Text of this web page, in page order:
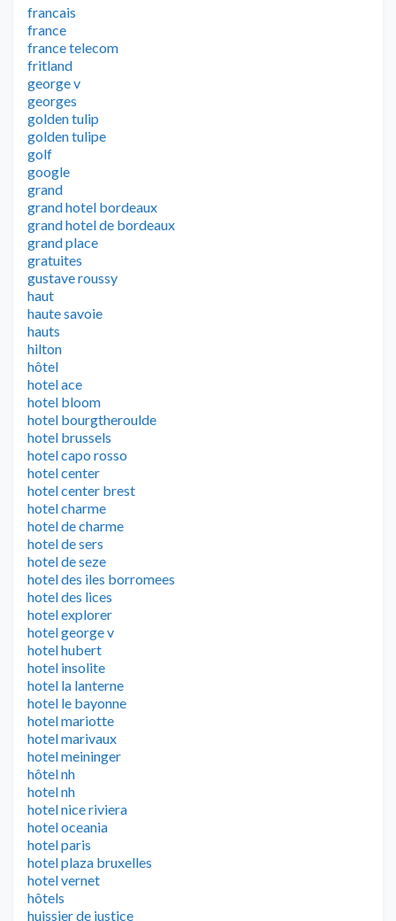
francais
france
france telecom
fritland
george v
georges
golden tulip
golden tulipe
golf
google
grand
grand hotel bordeaux
grand hotel de bordeaux
grand place
gratuites
gustave roussy
haut
haute savoie
hauts
hilton
hôtel
hotel ace
hotel bloom
hotel bourgtheroulde
hotel brussels
hotel capo rosso
hotel center
hotel center brest
hotel charme
hotel de charme
hotel de sers
hotel de seze
hotel des iles borromees
hotel des lices
hotel explorer
hotel george v
hotel hubert
hotel insolite
hotel la lanterne
hotel le bayonne
hotel mariotte
hotel marivaux
hotel meininger
hôtel nh
hotel nh
hotel nice riviera
hotel oceania
hotel paris
hotel plaza bruxelles
hotel vernet
hôtels
huissier de justice